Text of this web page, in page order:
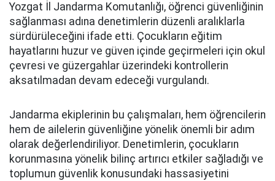
Yozgat İl Jandarma Komutanlığı, öğrenci güvenliğinin
sağlanması adına denetimlerin düzenli aralıklarla
sürdürüleceğini ifade etti. Çocukların eğitim
hayatlarını huzur ve güven içinde geçirmeleri için okul
çevresi ve güzergahlar üzerindeki kontrollerin
aksatılmadan devam edeceği vurgulandı.
Jandarma ekiplerinin bu çalışmaları, hem öğrencilerin
hem de ailelerin güvenliğine yönelik önemli bir adım
olarak değerlendiriliyor. Denetimlerin, çocukların
korunmasına yönelik bilinç artırıcı etkiler sağladığı ve
toplumun güvenlik konusundaki hassasiyetini